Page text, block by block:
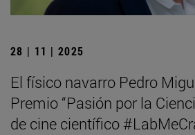
28 | 11 | 2025
El físico navarro Pedro
Premio “Pasión por la
de cine científico